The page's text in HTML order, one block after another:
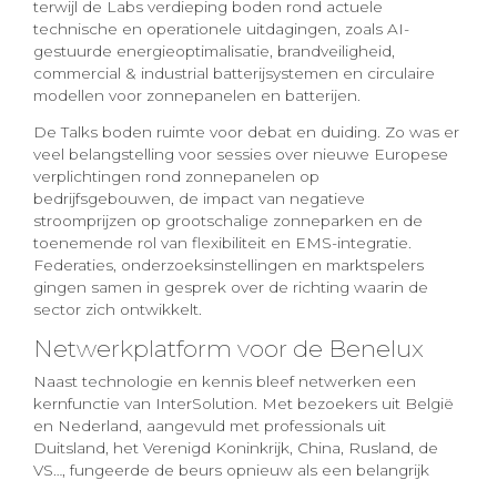
terwijl de Labs verdieping boden rond actuele
technische en operationele uitdagingen, zoals AI-
gestuurde energieoptimalisatie, brandveiligheid,
commercial & industrial batterijsystemen en circulaire
modellen voor zonnepanelen en batterijen.
De Talks boden ruimte voor debat en duiding. Zo was er
veel belangstelling voor sessies over nieuwe Europese
verplichtingen rond zonnepanelen op
bedrijfsgebouwen, de impact van negatieve
stroomprijzen op grootschalige zonneparken en de
toenemende rol van flexibiliteit en EMS-integratie.
Federaties, onderzoeksinstellingen en marktspelers
gingen samen in gesprek over de richting waarin de
sector zich ontwikkelt.
Netwerkplatform voor de Benelux
Naast technologie en kennis bleef netwerken een
kernfunctie van InterSolution. Met bezoekers uit België
en Nederland, aangevuld met professionals uit
Duitsland, het Verenigd Koninkrijk, China, Rusland, de
VS…, fungeerde de beurs opnieuw als een belangrijk